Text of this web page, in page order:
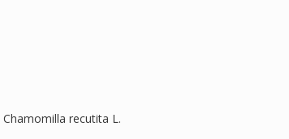
Chamomilla recutita L.